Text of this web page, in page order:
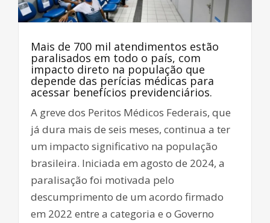
Mais de 700 mil atendimentos estão
paralisados em todo o país, com
impacto direto na população que
depende das perícias médicas para
acessar benefícios previdenciários.
A greve dos Peritos Médicos Federais, que
já dura mais de seis meses, continua a ter
um impacto significativo na população
brasileira. Iniciada em agosto de 2024, a
paralisação foi motivada pelo
descumprimento de um acordo firmado
em 2022 entre a categoria e o Governo